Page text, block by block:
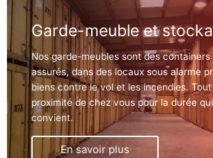
Garde-meuble et
Nos garde-meubles sont des containers
assurés, dans des locaux sous alarme
biens contre le vol et les incendies.
proximité de chez vous pour la durée
convient.
En savoir plus